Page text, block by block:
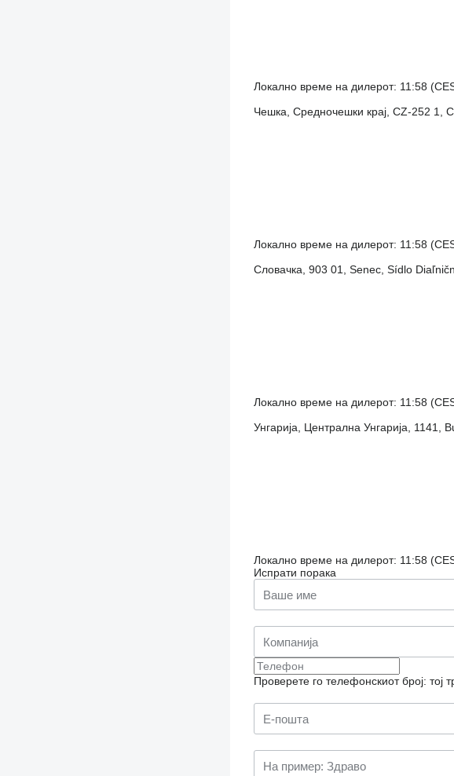
Локално време на дилерот: 11:58
Чешка, Средночешки крај, CZ-252 1,
Локално време на дилерот: 11:58
Словачка, 903 01, Senec, Sídlo
Локално време на дилерот: 11:58
Унгарија, Централна Унгарија, 1141,
Локално време на дилерот: 11:58
Испрати порака
Проверете го телефонскиот број: